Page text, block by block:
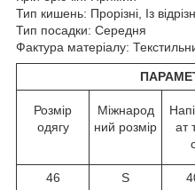
Тип кишень: Прорізні, Із
Тип посадки: Середня
Фактура матеріалу:
Розмір
одягу
Міжнарод
ний розмір
ат
46 S